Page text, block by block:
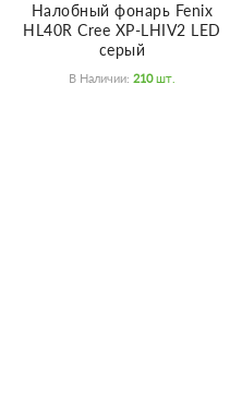
Налобный фонарь Fenix
HL40R Cree XP-LHIV2 LED
серый
В Наличии: 210 Шт.